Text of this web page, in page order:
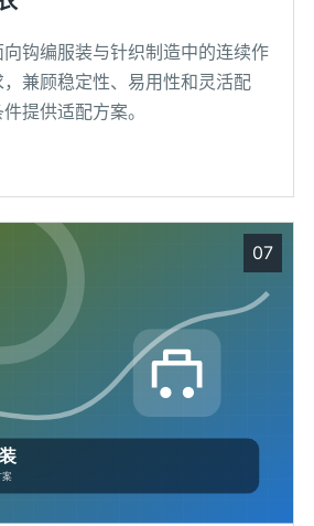
钩编服装与针织制造中的连续作
兼顾稳定性、易用性和灵活配
提供适配方案。
07